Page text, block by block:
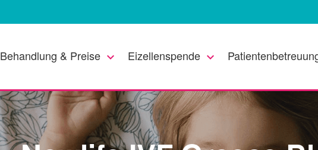
Behandlung & Preise keyboard_arrow_down Eizellenspende keyboard_arrow_down